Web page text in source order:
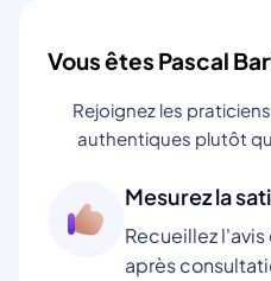
Vous êtes Pascal
Rejoignez les
authentiques plutôt
Mesurez la
Recueillez
après